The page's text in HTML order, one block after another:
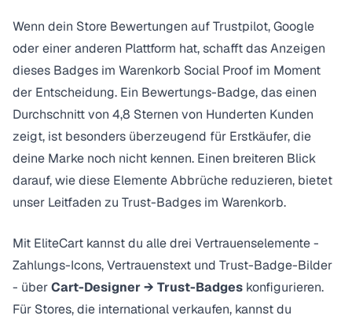
Wenn dein Store Bewertungen auf Trustpilot, Google
oder einer anderen Plattform hat, schafft das Anzeigen
dieses Badges im Warenkorb Social Proof im Moment
der Entscheidung. Ein Bewertungs-Badge, das einen
Durchschnitt von 4,8 Sternen von Hunderten Kunden
zeigt, ist besonders überzeugend für Erstkäufer, die
deine Marke noch nicht kennen. Einen breiteren Blick
darauf, wie diese Elemente Abbrüche reduzieren, bietet
unser Leitfaden zu Trust-Badges im Warenkorb.
Mit EliteCart kannst du alle drei Vertrauenselemente -
Zahlungs-Icons, Vertrauenstext und Trust-Badge-Bilder
- überCart-Designer → Trust-Badges konfigurieren.
Für Stores, die international verkaufen, kannst du